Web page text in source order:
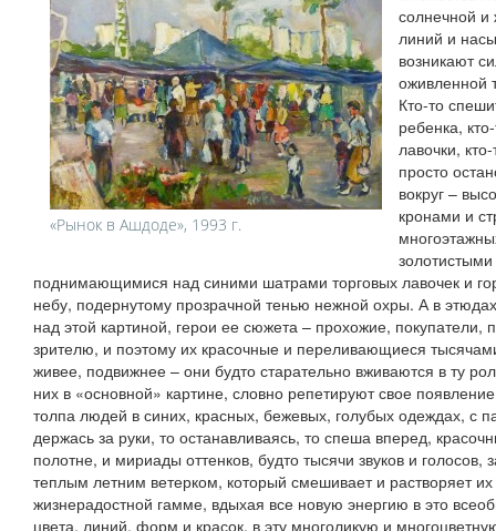
«Рынок в Ашдоде», 1993 г.
солнечной и
линий и
возникают
оживленной
Кто-то
ребенка,
лавочки,
просто
вокруг –
кронами и
поднимающимися над синими шатрами торговых лавочек и
небу, подернутому прозрачной тенью нежной охры. А в
над этой картиной, герои ее сюжета – прохожие, покупатели,
зрителю, и поэтому их красочные и переливающиеся
живее, подвижнее – они будто старательно вживаются в ту
них в «основной» картине, словно репетируют свое
толпа людей в синих, красных, бежевых, голубых одеждах, с
держась за руки, то останавливаясь, то спеша вперед,
полотне, и мириады оттенков, будто тысячи звуков и
теплым летним ветерком, который смешивает и растворяет
жизнерадостной гамме, вдыхая все новую энергию в это
цвета, линий, форм и красок, в эту многоликую и